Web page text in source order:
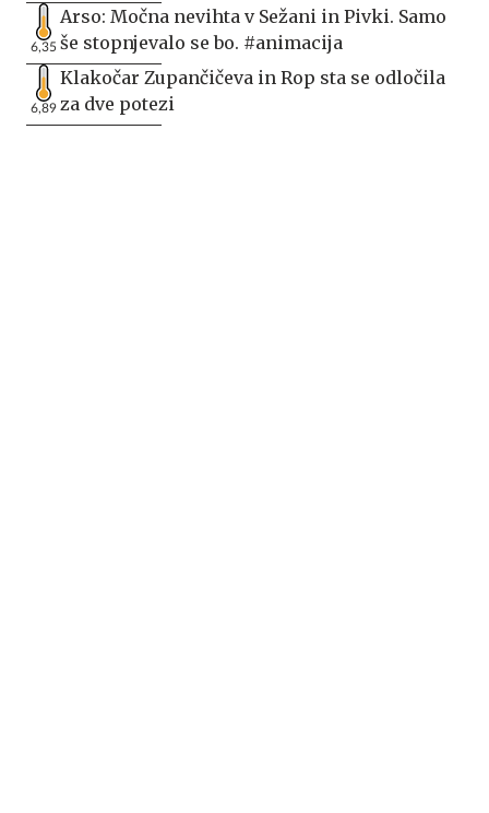
6,35
Arso: Močna nevihta v Sežani in Pivki. Samo
še stopnjevalo se bo. #animacija
6,89
Klakočar Zupančičeva in Rop sta se odločila
za dve potezi